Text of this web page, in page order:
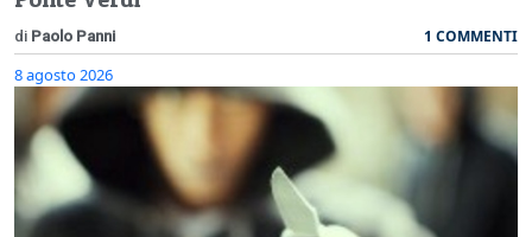
di Paolo Panni 1 COMMENTI
8 agosto 2026